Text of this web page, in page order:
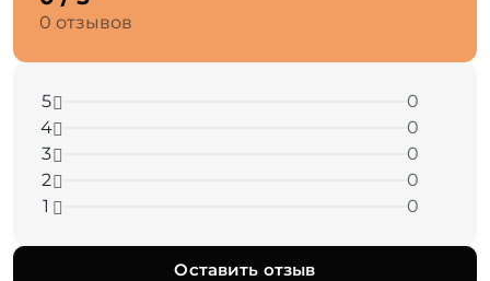
0 отзывов
5
0
4
0
3
0
2
0
1
0
Оставить отзыв